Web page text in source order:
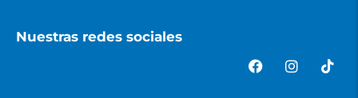
Nuestras redes sociales